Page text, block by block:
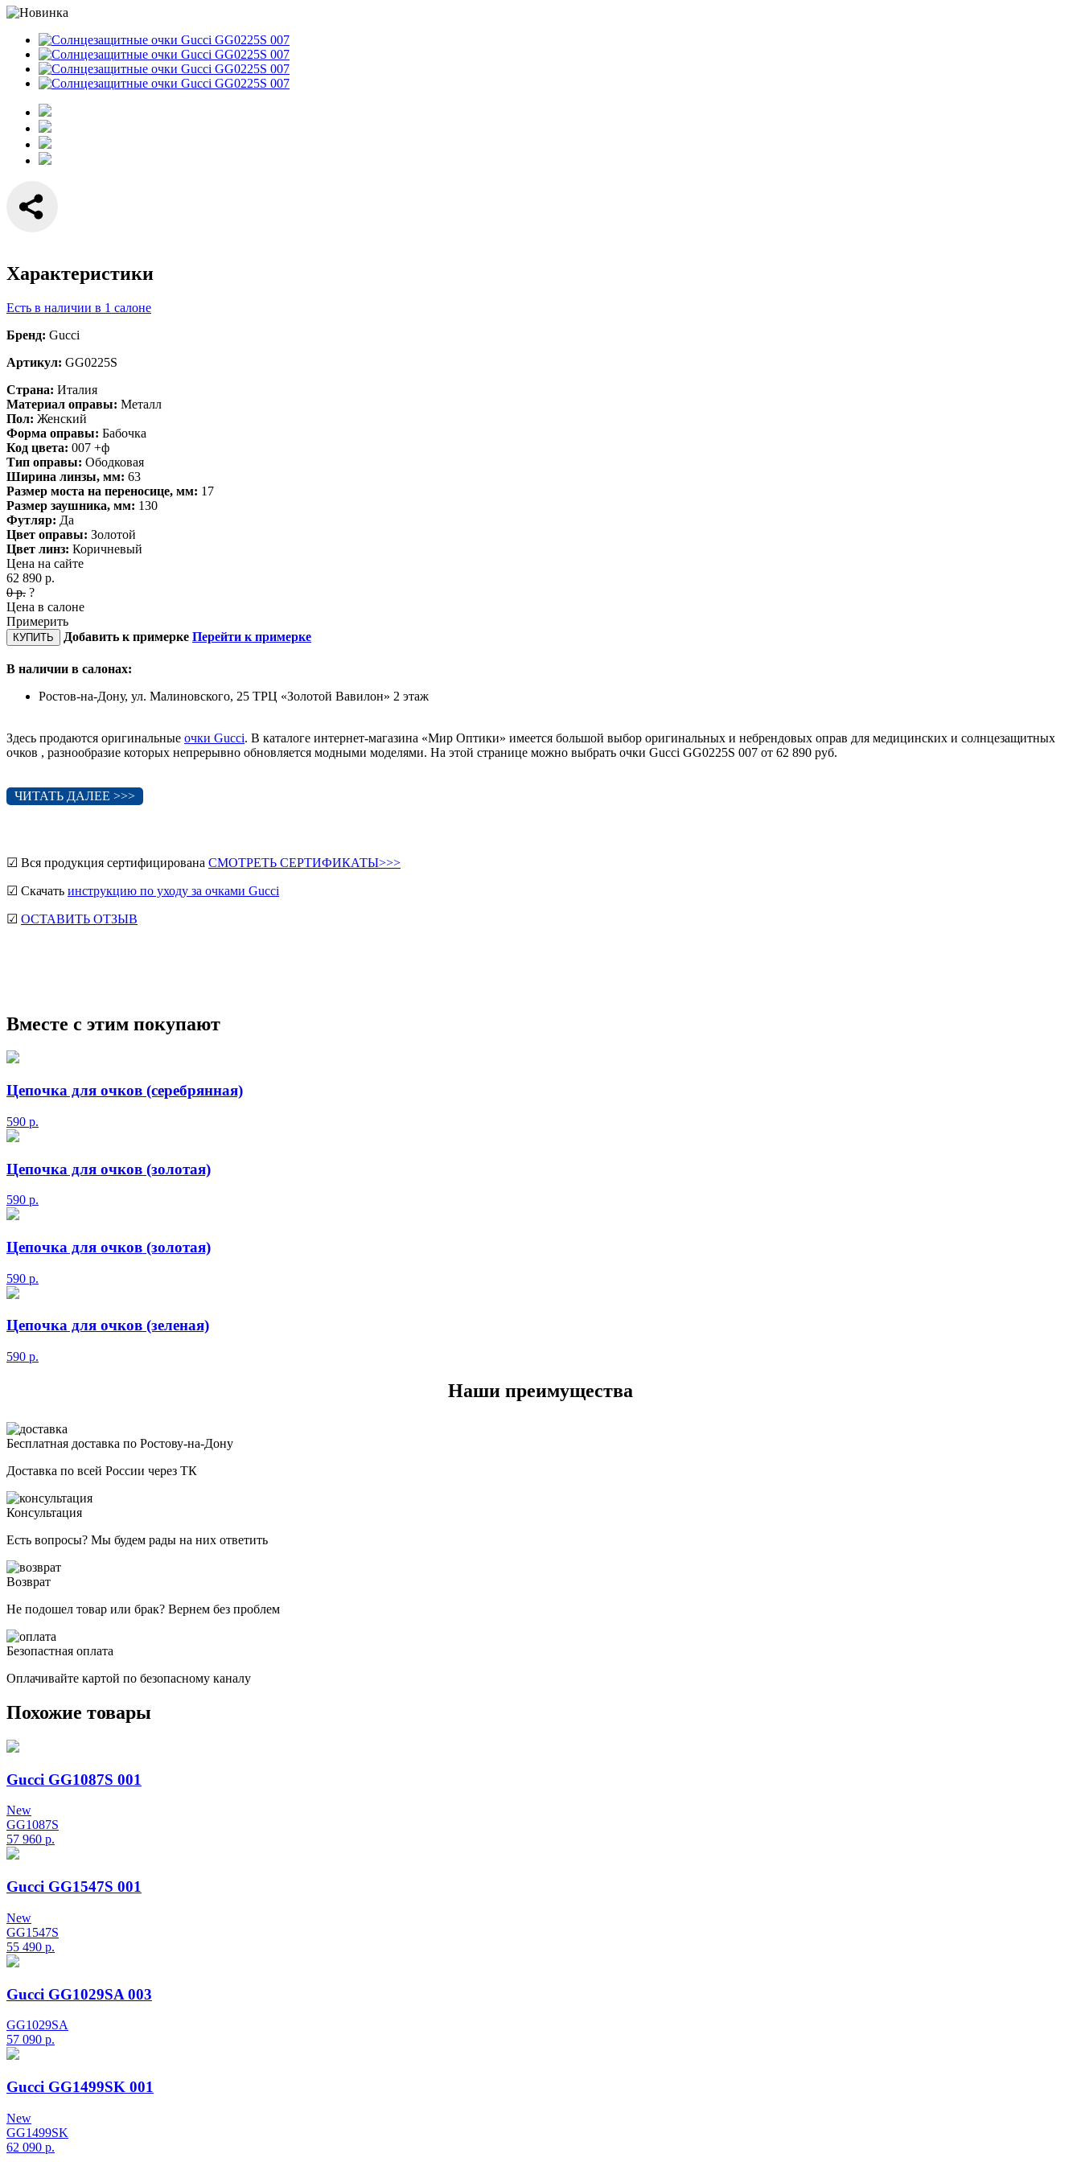
Характеристики
Есть в наличии в 1 салоне
Бренд: Gucci
Артикул: GG0225S
Страна: Италия
Материал оправы: Металл
Пол: Женский
Форма оправы: Бабочка
Код цвета: 007 +ф
Тип оправы: Ободковая
Ширина линзы, мм: 63
Размер моста на переносице, мм: 17
Размер заушника, мм: 130
Футляр: Да
Цвет оправы: Золотой
Цвет линз: Коричневый
Цена на сайте
62 890 р.
0р. ?
Цена в салоне
Примерить
КУПИТЬ Добавить к примерке Перейти к примерке
В наличии в салонах:
Ростов-на-Дону, ул. Малиновского, 25 ТРЦ «Золотой Вавилон» 2 этаж
Здесь продаются оригинальные очки Gucci. В каталоге интернет-магазина «Мир Оптики» имеется большой выбор оригинальных и небрендовых оправ для медицинских и солнцезащитных
очков , разнообразие которых непрерывно обновляется модными моделями. На этой странице можно выбрать очки Gucci GG0225S 007 от 62 890 руб.
ЧИТАТЬ ДАЛЕЕ >>>
☑ Вся продукция сертифицирована СМОТРЕТЬ СЕРТИФИКАТЫ>>>
☑ Скачать инструкцию по уходу за очками Gucci
☑ ОСТАВИТЬ ОТЗЫВ
Вместе с этим покупают
Цепочка для очков (серебрянная)
590 р.
Цепочка для очков (золотая)
590 р.
Цепочка для очков (золотая)
590 р.
Цепочка для очков (зеленая)
590 р.
Наши преимущества
Бесплатная доставка по Ростову-на-Дону
Доставка по всей России через ТК
Консультация
Есть вопросы? Мы будем рады на них ответить
Возврат
Не подошел товар или брак? Вернем без проблем
Безопастная оплата
Оплачивайте картой по безопасному каналу
Похожие товары
Gucci GG1087S 001
New
GG1087S
57 960 р.
Gucci GG1547S 001
New
GG1547S
55 490 р.
Gucci GG1029SA 003
GG1029SA
57 090 р.
Gucci GG1499SK 001
New
GG1499SK
62 090 р.